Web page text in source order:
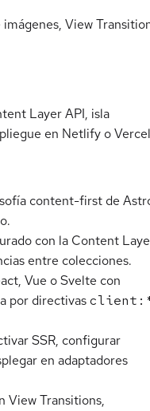
View
Layer API, isla
en Netlify o
content-first de
con la Content
entre colecciones.
Vue o Svelte con
por directivas
SSR, configurar
en adaptadores
View Transitions,